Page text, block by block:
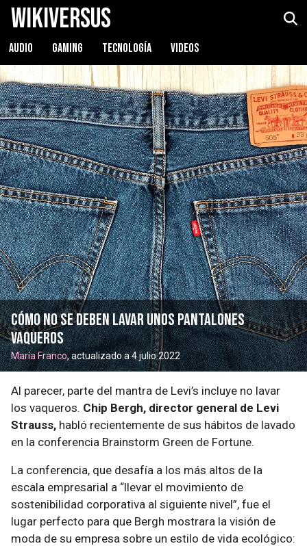
WikiVersus
AUDIO GAMING TECNOLOGÍA VIDEOS
Cómo no se deben lavar unos pantalones
vaqueros
María Franco, actualizado a 4 julio 2022
Al parecer, parte del mantra de Levi’s incluye no lavar
los vaqueros. Chip Bergh, director general de Levi
Strauss, habló recientemente de sus hábitos de lavado
en la conferencia Brainstorm Green de Fortune.
La conferencia, que desafía a los más altos de la
escala empresarial a “llevar el movimiento de
sostenibilidad corporativa al siguiente nivel”, fue el
lugar perfecto para que Bergh mostrara la visión de
moda de su empresa sobre un estilo de vida ecológico: